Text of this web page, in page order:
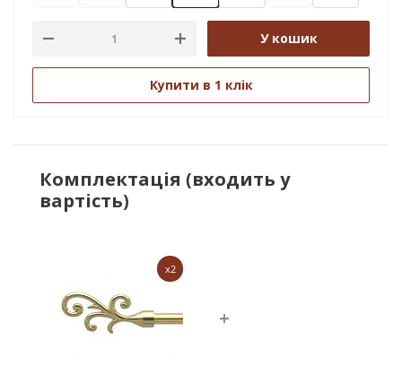
У кошик
Купити в 1 клік
Комплектація (входить у
вартість)
x2